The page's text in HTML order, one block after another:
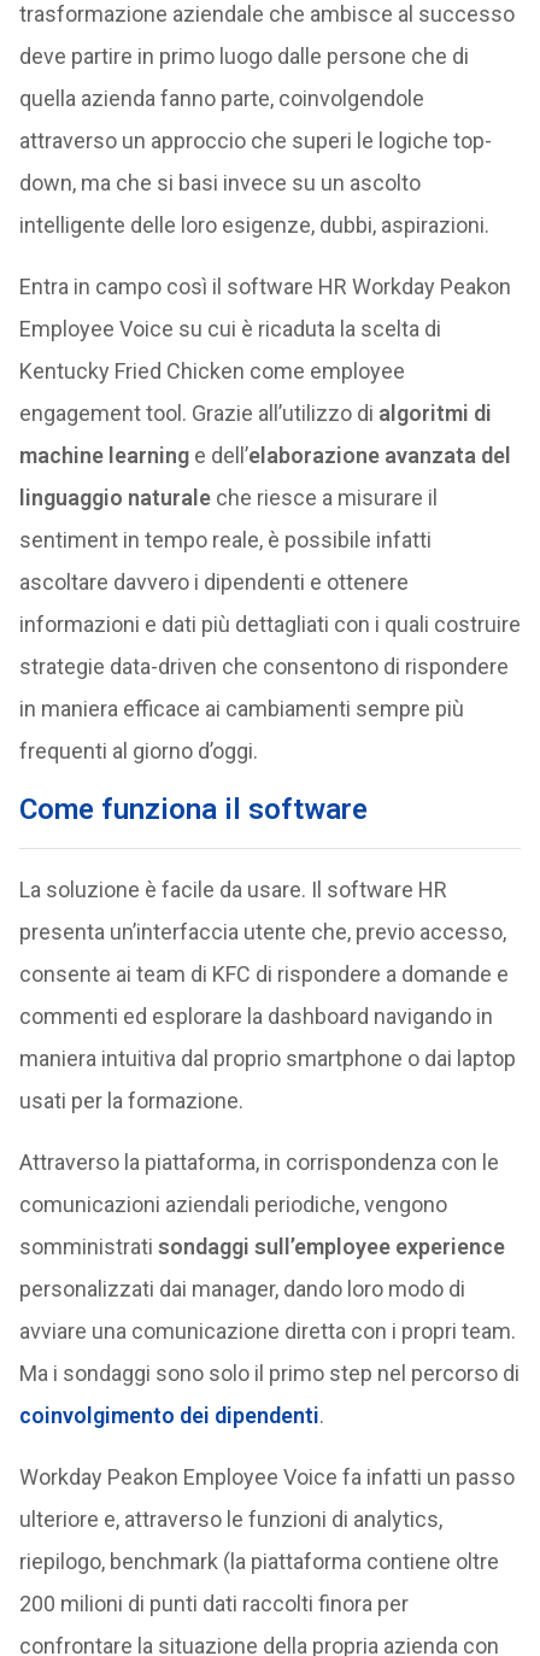
trasformazione aziendale che ambisce al successo
deve partire in primo luogo dalle persone che di
quella azienda fanno parte, coinvolgendole
attraverso un approccio che superi le logiche top-
down, ma che si basi invece su un ascolto
intelligente delle loro esigenze, dubbi, aspirazioni.
Entra in campo così il software HR Workday Peakon
Employee Voice su cui è ricaduta la scelta di
Kentucky Fried Chicken come employee
engagement tool. Grazie all’utilizzo di algoritmi di
machine learninge dell’elaborazione avanzata del
linguaggio naturaleche riesce a misurare il
sentiment in tempo reale, è possibile infatti
ascoltare davvero i dipendenti e ottenere
informazioni e dati più dettagliati con i quali costruire
strategie data-driven che consentono di rispondere
in maniera efficace ai cambiamenti sempre più
frequenti al giorno d’oggi.
Come funziona il software
La soluzione è facile da usare. Il software HR
presenta un’interfaccia utente che, previo accesso,
consente ai team di KFC di rispondere a domande e
commenti ed esplorare la dashboard navigando in
maniera intuitiva dal proprio smartphone o dai laptop
usati per la formazione.
Attraverso la piattaforma, in corrispondenza con le
comunicazioni aziendali periodiche, vengono
somministrati sondaggi sull’employee experience
personalizzati dai manager, dando loro modo di
avviare una comunicazione diretta con i propri team.
Ma i sondaggi sono solo il primo step nel percorso di
coinvolgimento dei dipendenti.
Workday Peakon Employee Voice fa infatti un passo
ulteriore e, attraverso le funzioni di analytics,
riepilogo, benchmark (la piattaforma contiene oltre
200 milioni di punti dati raccolti finora per
confrontare la situazione della propria azienda con